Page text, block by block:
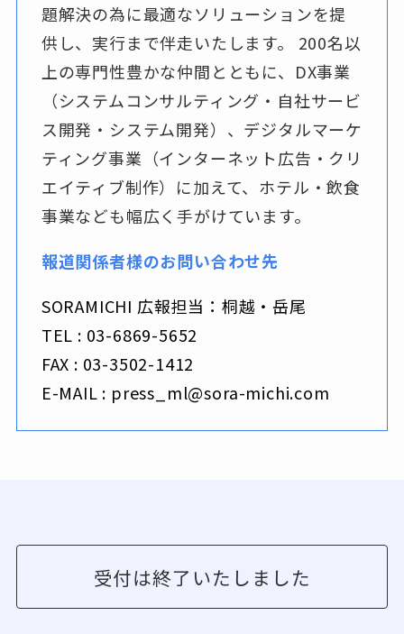
題解決の為に最適なソリューションを提
供し、実行まで伴走いたします。 200名以
上の専門性豊かな仲間とともに、DX事業
（システムコンサルティング・自社サービ
ス開発・システム開発）、デジタルマーケ
ティング事業（インターネット広告・クリ
エイティブ制作）に加えて、ホテル・飲食
事業なども幅広く手がけています。
報道関係者様のお問い合わせ先
SORAMICHI 広報担当：桐越・岳尾
TEL : 03-6869-5652
FAX : 03-3502-1412
E-MAIL : press_ml@sora-michi.com